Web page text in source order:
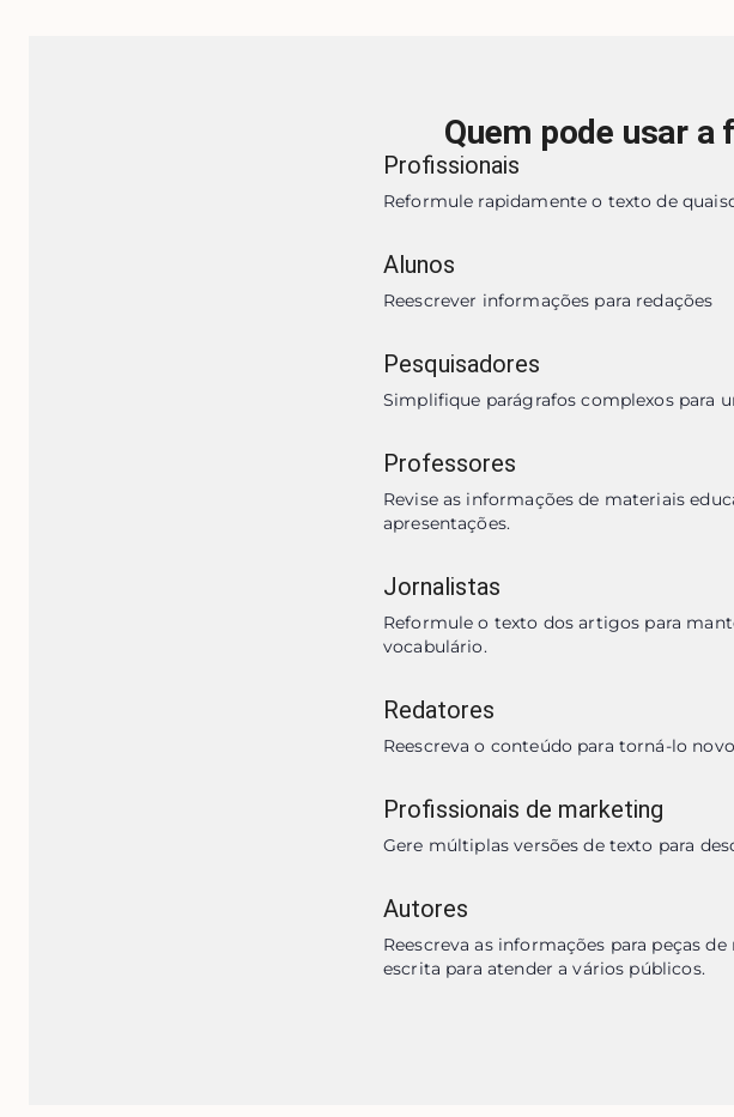
Quem pode usar
Profissionais
Reformule rapidamente o texto de
Alunos
Reescrever informações para redações
Pesquisadores
Simplifique parágrafos complexos para
Professores
Revise as informações de materiais
apresentações.
Jornalistas
Reformule o texto dos artigos para
vocabulário.
Redatores
Reescreva o conteúdo para torná-lo
Profissionais de marketing
Gere múltiplas versões de texto para
Autores
Reescreva as informações para peças
escrita para atender a vários públicos.